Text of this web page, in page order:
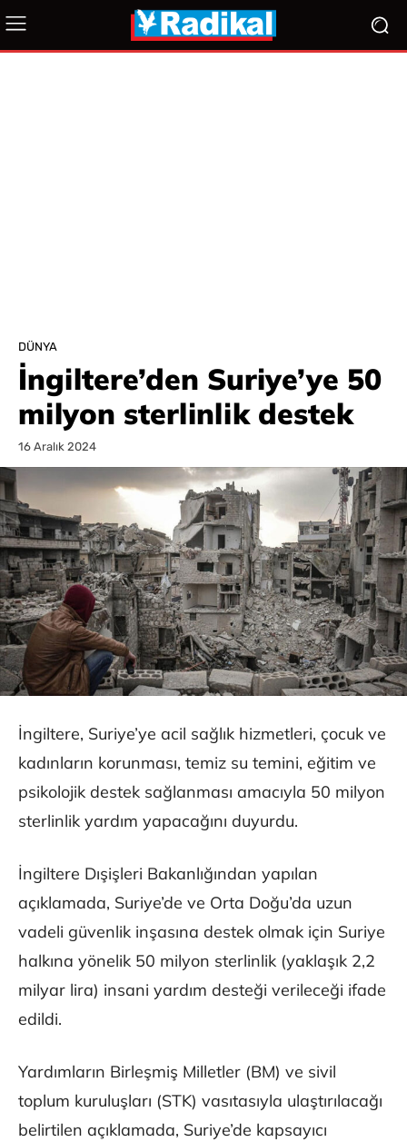
DÜNYA
İngiltere’den Suriye’ye 50
milyon sterlinlik destek
16 Aralık 2024
İngiltere, Suriye’ye acil sağlık hizmetleri, çocuk ve
kadınların korunması, temiz su temini, eğitim ve
psikolojik destek sağlanması amacıyla 50 milyon
sterlinlik yardım yapacağını duyurdu.
İngiltere Dışişleri Bakanlığından yapılan
açıklamada, Suriye’de ve Orta Doğu’da uzun
vadeli güvenlik inşasına destek olmak için Suriye
halkına yönelik 50 milyon sterlinlik (yaklaşık 2,2
milyar lira) insani yardım desteği verileceği ifade
edildi.
Yardımların Birleşmiş Milletler (BM) ve sivil
toplum kuruluşları (STK) vasıtasıyla ulaştırılacağı
belirtilen açıklamada, Suriye’de kapsayıcı